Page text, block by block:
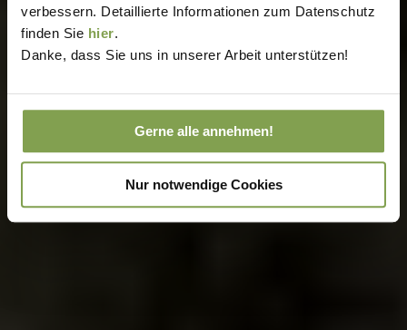
verbessern. Detaillierte Informationen zum Datenschutz
finden Sie hier.
Danke, dass Sie uns in unserer Arbeit unterstützen!
Gerne alle annehmen!
Nur notwendige Cookies